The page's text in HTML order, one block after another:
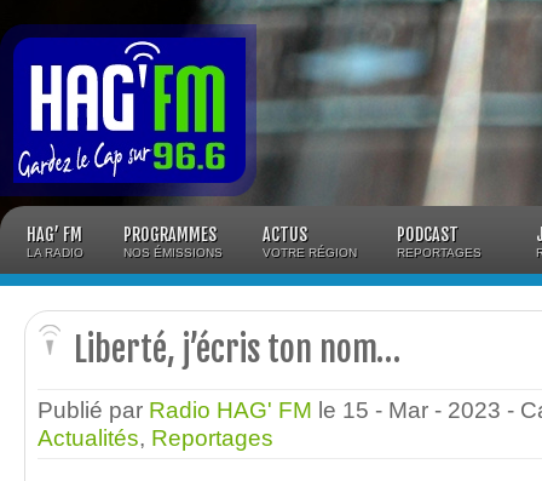
HAG’ FM
LA RADIO
PROGRAMMES
NOS ÉMISSIONS
ACTUS
VOTRE RÉGION
PODCAST
REPORTAGES
Liberté, j’écris ton nom…
Publié par Radio HAG' FM le 15 - Mar - 2023 -
Actualités, Reportages
Panneau de gestion des cookies